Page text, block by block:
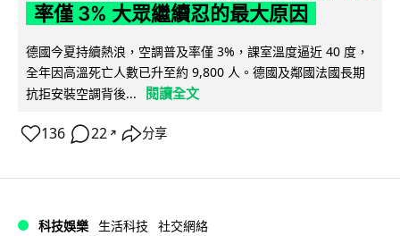
率僅 3% 大眾繼續忍的最大原因
德國今夏持續熱浪，空調普及率僅 3%，課室溫度逼近 40 度，
全年因高溫死亡人數已升至約 9,800 人。德國及鄰國法國長期
抗拒安裝空調背後...
閱讀全文
136 22 ↗ 分享
科技娛樂 生活科技 社交網絡